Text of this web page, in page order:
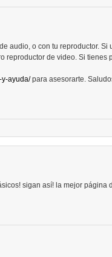
audio, o con tu reproductor. Si
reproductor de video. Si tienes
y-ayuda/para asesorarte.
sigan así! la mejor página